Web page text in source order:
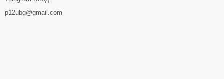
p12ubg@gmail.com